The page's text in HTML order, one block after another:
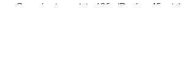
Consultation suivi : 60€ (Durée : 45 min)